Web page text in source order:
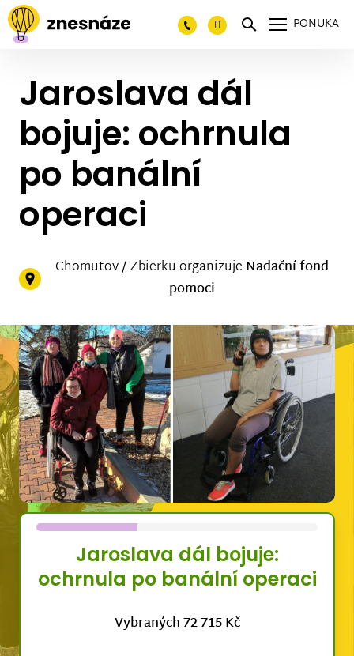
PONUKA
Jaroslava dál
bojuje: ochrnula
po banální
operaci
Chomutov / Zbierku organizuje Nadační fond
pomoci
Jaroslava dál bojuje:
ochrnula po banální operaci
Vybraných 72 715 Kč